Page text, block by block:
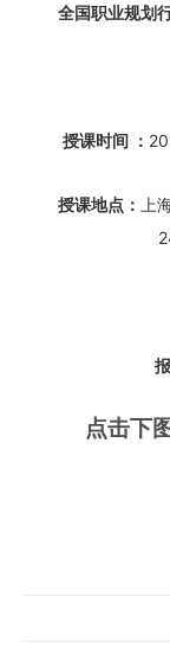
全国职业规划
授课时间 ：
授课地点：
上
点击下